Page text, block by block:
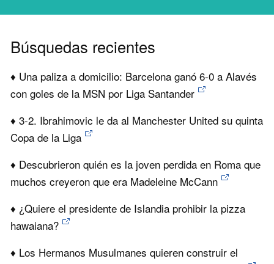
Búsquedas recientes
♦ Una paliza a domicilio: Barcelona ganó 6-0 a Alavés
con goles de la MSN por Liga Santander
♦ 3-2. Ibrahimovic le da al Manchester United su quinta
Copa de la Liga
♦ Descubrieron quién es la joven perdida en Roma que
muchos creyeron que era Madeleine McCann
♦ ¿Quiere el presidente de Islandia prohibir la pizza
hawaiana?
♦ Los Hermanos Musulmanes quieren construir el